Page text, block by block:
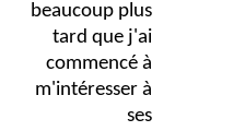
beaucoup plus
tard que j'ai
commencé à
m'intéresser à
ses